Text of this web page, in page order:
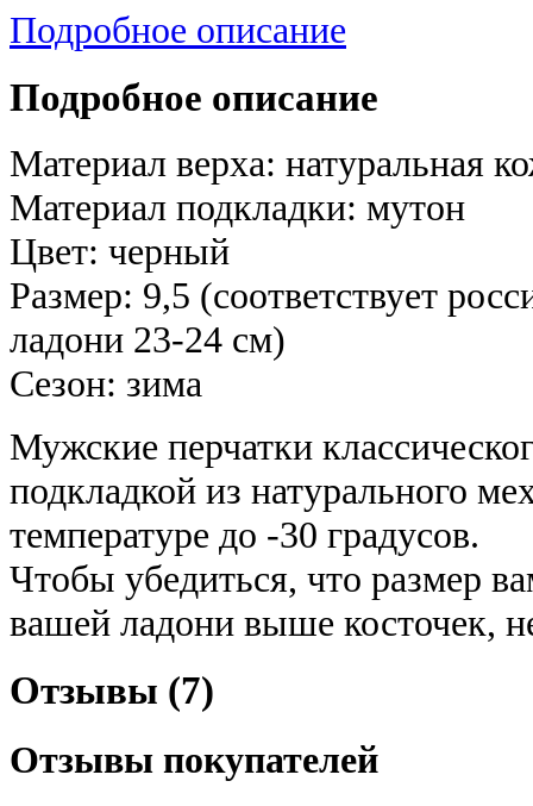
Подробное описание
Подробное описание
Материал верха: натуральная
Материал подкладки: мутон
Цвет: черный
Размер: 9,5 (соответствует
ладони 23-24 см)
Сезон: зима
Мужские перчатки
подкладкой из натурального
температуре до -30 градусов.
Чтобы убедиться, что размер
вашей ладони выше косточек,
Отзывы (7)
Отзывы покупателей